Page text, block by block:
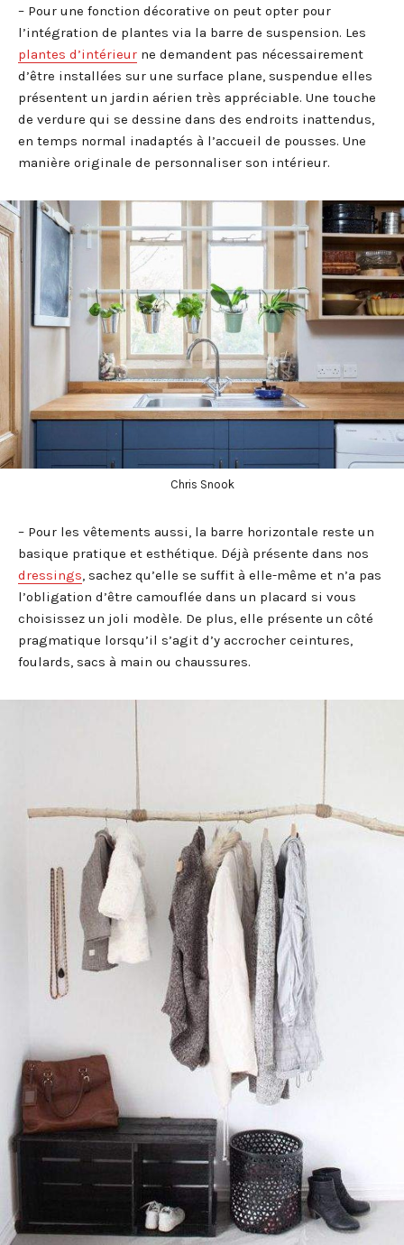
– Pour une fonction décorative on peut opter pour
l’intégration de plantes via la barre de suspension. Les
plantes d’intérieur ne demandent pas nécessairement
d’être installées sur une surface plane, suspendue elles
présentent un jardin aérien très appréciable. Une touche
de verdure qui se dessine dans des endroits inattendus,
en temps normal inadaptés à l’accueil de pousses. Une
manière originale de personnaliser son intérieur.
Chris Snook
– Pour les vêtements aussi, la barre horizontale reste un
basique pratique et esthétique. Déjà présente dans nos
dressings , sachez qu’elle se suffit à elle-même et n’a pas
l’obligation d’être camouflée dans un placard si vous
choisissez un joli modèle. De plus, elle présente un côté
pragmatique lorsqu’il s’agit d’y accrocher ceintures,
foulards, sacs à main ou chaussures.